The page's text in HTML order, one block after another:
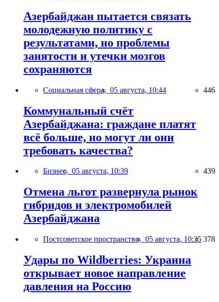
Азербайджан пытается связать
молодежную политику с
результатами, но проблемы
занятости и утечки мозгов
сохраняются
Социальная сфера, 05 августа, 10:44 446
Коммунальный счёт
Азербайджана: граждане платят
всё больше, но могут ли они
требовать качества?
Бизнес, 05 августа, 10:39 439
Отмена льгот развернула рынок
гибридов и электромобилей
Азербайджана
Постсоветское пространство, 05 августа, 10:35 378
Удары по Wildberries: Украина
открывает новое направление
давления на Россию